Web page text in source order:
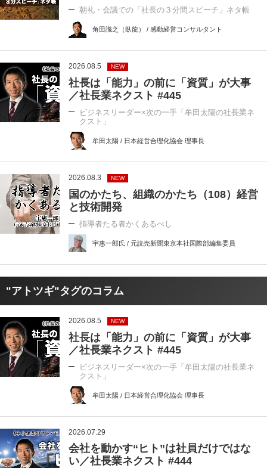
朝礼・会議での「社長の３分間スピーチ」ネタ帳
角田識之（臥龍） / 感動経営コンサルタント
2026.08.5 NEW
社長は「能力」の前に「資質」が大事
／社長業ネクスト #445
ビジネスリーダー×次の一手「牟田太陽の社長業ネ
クスト」
牟田太陽 / 日本経営合理化協会 理事長
2026.08.3 NEW
国のかたち、組織のかたち（108）経営
と技術開発
指導者たる者かくあるべし
宇惠一郎氏 / 元読売新聞東京本社国際部編集委員
"アトツギ"タグのコラム
2026.08.5 NEW
社長は「能力」の前に「資質」が大事
／社長業ネクスト #445
ビジネスリーダー×次の一手「牟田太陽の社長業ネ
クスト」
牟田太陽 / 日本経営合理化協会 理事長
2026.07.29
会社を動かす“ヒト”は社員だけではな
い／社長業ネクスト #444